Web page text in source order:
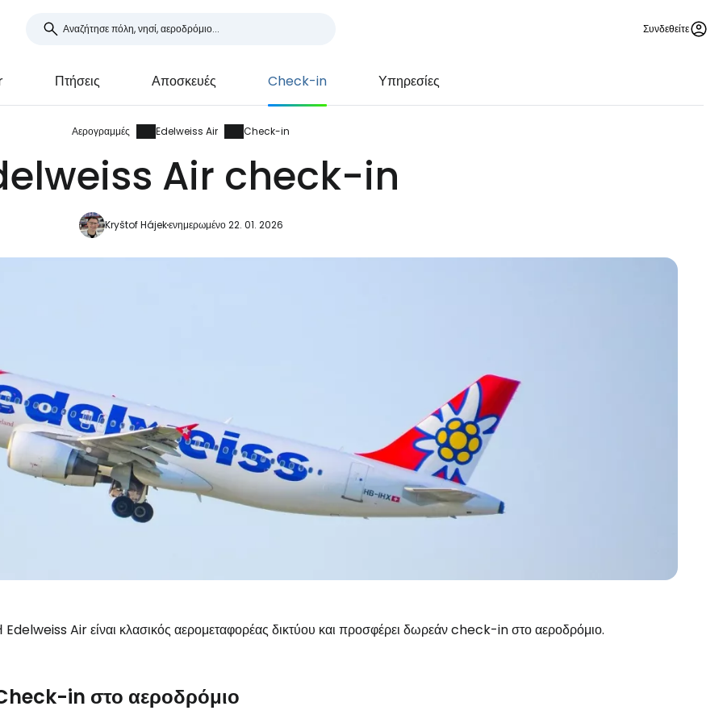
Συνδεθείτε
Πτήσεις Αποσκευές Check-in Υπηρεσίες
Αερογραμμές Edelweiss Air Check-in
Air check-in
Kryštof Hájekενημερωμένο 22. 01. 2026
Edelweiss Air είναι κλασικός αερομεταφορέας δικτύου και προσφέρει δωρεάν check-in στο αεροδρόμιο.
in στο αεροδρόμιο